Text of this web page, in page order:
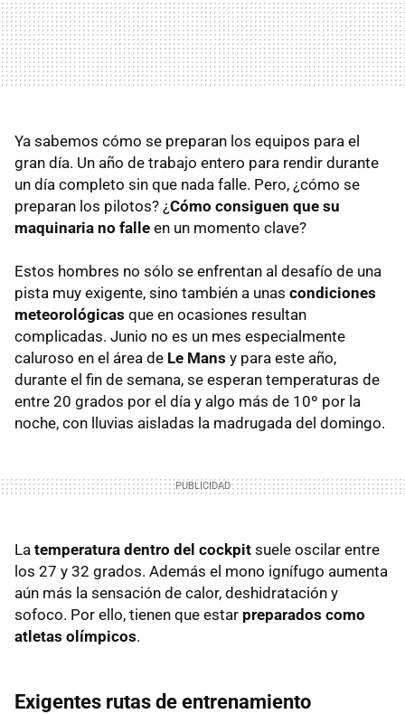
Ya sabemos cómo se preparan los equipos para el
gran día. Un año de trabajo entero para rendir durante
un día completo sin que nada falle. Pero, ¿cómo se
preparan los pilotos? ¿Cómo consiguen que su
maquinaria no falle en un momento clave?
Estos hombres no sólo se enfrentan al desafío de una
pista muy exigente, sino también a unas condiciones
meteorológicas que en ocasiones resultan
complicadas. Junio no es un mes especialmente
caluroso en el área de Le Mans y para este año,
durante el fin de semana, se esperan temperaturas de
entre 20 grados por el día y algo más de 10º por la
noche, con lluvias aisladas la madrugada del domingo.
La temperatura dentro del cockpit suele oscilar entre
los 27 y 32 grados. Además el mono ignífugo aumenta
aún más la sensación de calor, deshidratación y
sofoco. Por ello, tienen que estar preparados como
atletas olímpicos.
Exigentes rutas de entrenamiento